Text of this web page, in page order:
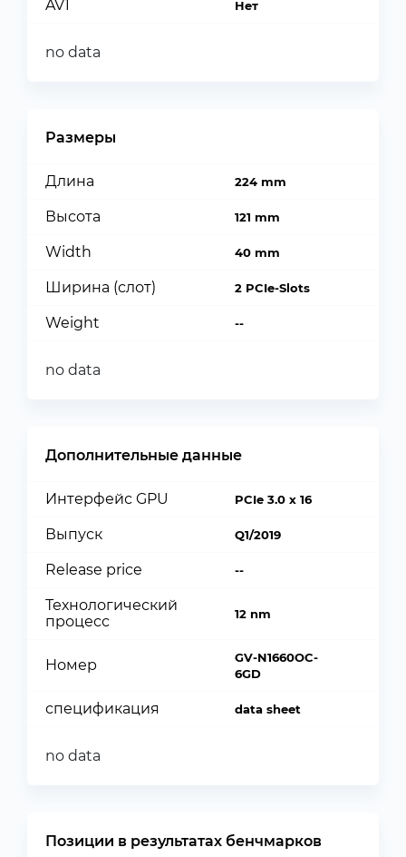
AV1 Нет
no data
Размеры
Длина 224 mm
Высота 121 mm
Width 40 mm
Ширина (слот) 2 PCIe-Slots
Weight --
no data
Дополнительные данные
Интерфейс GPU PCIe 3.0 x 16
Выпуск Q1/2019
Release price --
Технологический
процесс
12 nm
Номер
GV-N1660OC-
6GD
спецификация data sheet
no data
Позиции в результатах бенчмарков